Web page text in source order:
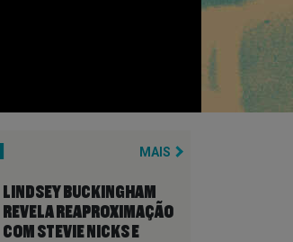
MAIS
LINDSEY BUCKINGHAM
REVELA REAPROXIMAÇÃO
COM STEVIE NICKS E